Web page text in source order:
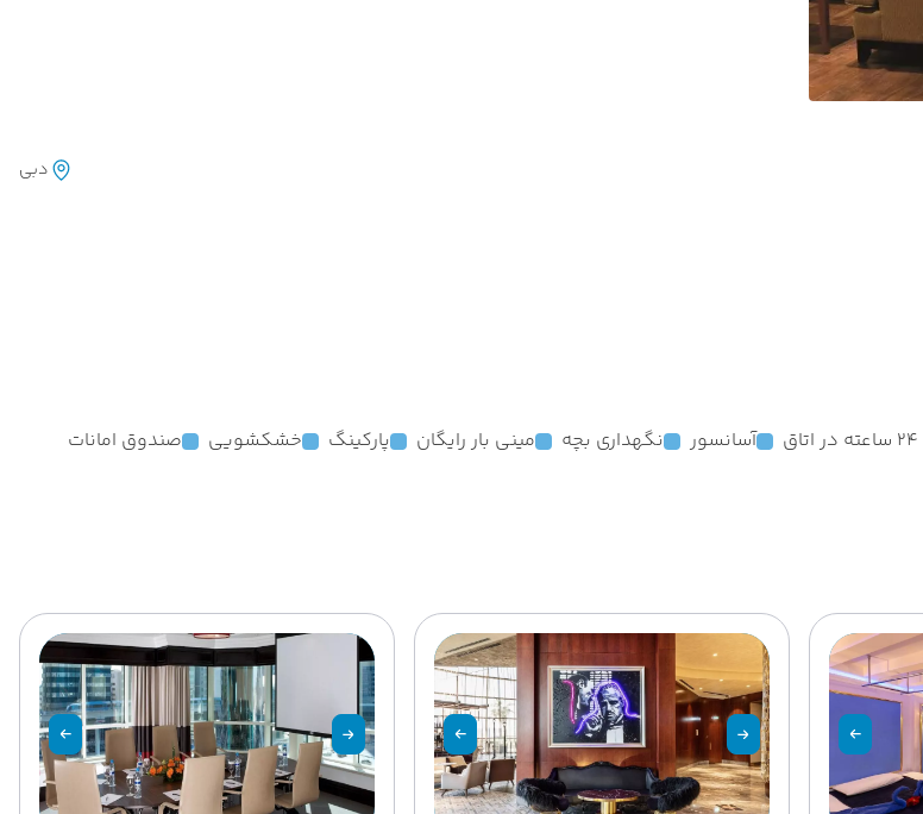
دبی
آسانسور نگهداری بچه مینی بار رایگان پارکینگ خشکشویی
صندوق امانات